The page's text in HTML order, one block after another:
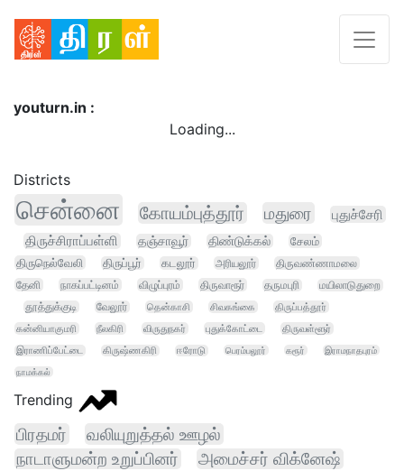
youturn.in :
Loading...
Districts
சென்னை கோயம்புத்தூர் மதுரை புதுச்சேரி
திருச்சிராப்பள்ளி தஞ்சாவூர் திண்டுக்கல்
சேலம்
திருநெல்வேலி
திருப்பூர் கடலூர் அரியலூர்
திருவண்ணாமலை
தேனி
நாகப்பட்டினம் விழுப்புரம் திருவாரூர் தருமபுரி
மயிலாடுதுறை
தூத்துக்குடி
வேலூர் தென்காசி சிவகங்கை
திருப்பத்தூர்
கன்னியாகுமரி
நீலகிரி விருதுநகர் புதுக்கோட்டை திருவள்ளூர்
இராணிப்பேட்டை கிருஷ்ணகிரி ஈரோடு பெரம்பலூர் கரூர்
இராமநாதபுரம்
நாமக்கல்
Trending
பிரதமர் வலியுறுத்தல் ஊழல்
நாடாளுமன்ற உறுப்பினர்
அமைச்சர் விக்னேஷ்